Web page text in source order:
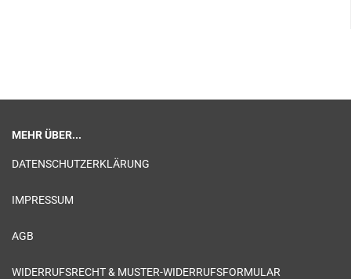
MEHR ÜBER...
DATENSCHUTZERKLÄRUNG
IMPRESSUM
AGB
WIDERRUFSRECHT & MUSTER-WIDERRUFSFORMULAR